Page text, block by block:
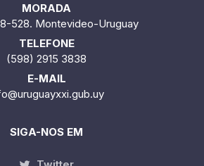
MORADA
528. Montevideo-Uruguay
TELEFONE
(598) 2915 3838
E-MAIL
SIGA-NOS EM